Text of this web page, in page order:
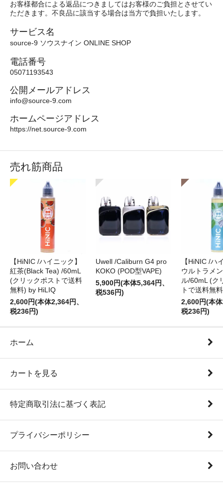
お客様都合による返品につきましてはお客様のご負担とさせてい
ただきます。不良品に該当する場合は当方で負担いたします。
サービス名
source-9 ソウスナイン ONLINE SHOP
電話番号
05071193543
公開メールアドレス
info@source-9.com
ホームページアドレス
https://net.source-9.com
売れ筋商品
【HiNIC /ハイニック】
紅茶(Black Tea) /60mL
(クリックポストで送料
無料) by HiLIQ
2,600円(本体2,364円、
税236円)
Uwell /Caliburn G4 pro
KOKO (POD型VAPE)
5,900円(本体5,364円、
税536円)
【HiNIC /ハ
ウルトラメ
ル/60mL (ク
トで送料無
2,600円(本
税236円)
ホーム
カートを見る
特定商取引法に基づく表記
プライバシーポリシー
お問い合わせ